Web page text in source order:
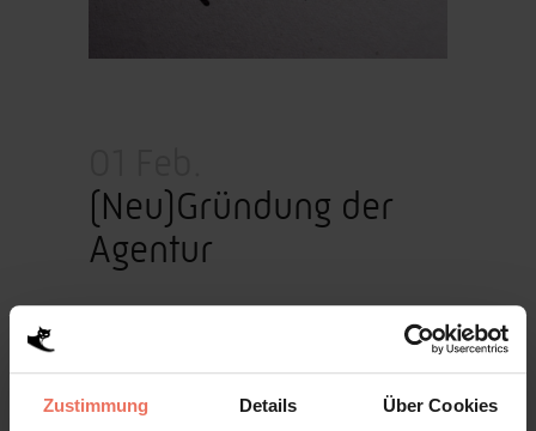
Zustimmung Details Über Cookies
(Neu)Gründung der
Agentur
NEUE team
Elgato
inklusive